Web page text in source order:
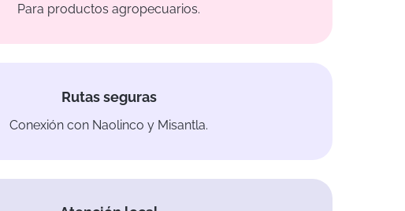
Para productos agropecuarios.
Rutas seguras
Conexión con Naolinco y Misantla.